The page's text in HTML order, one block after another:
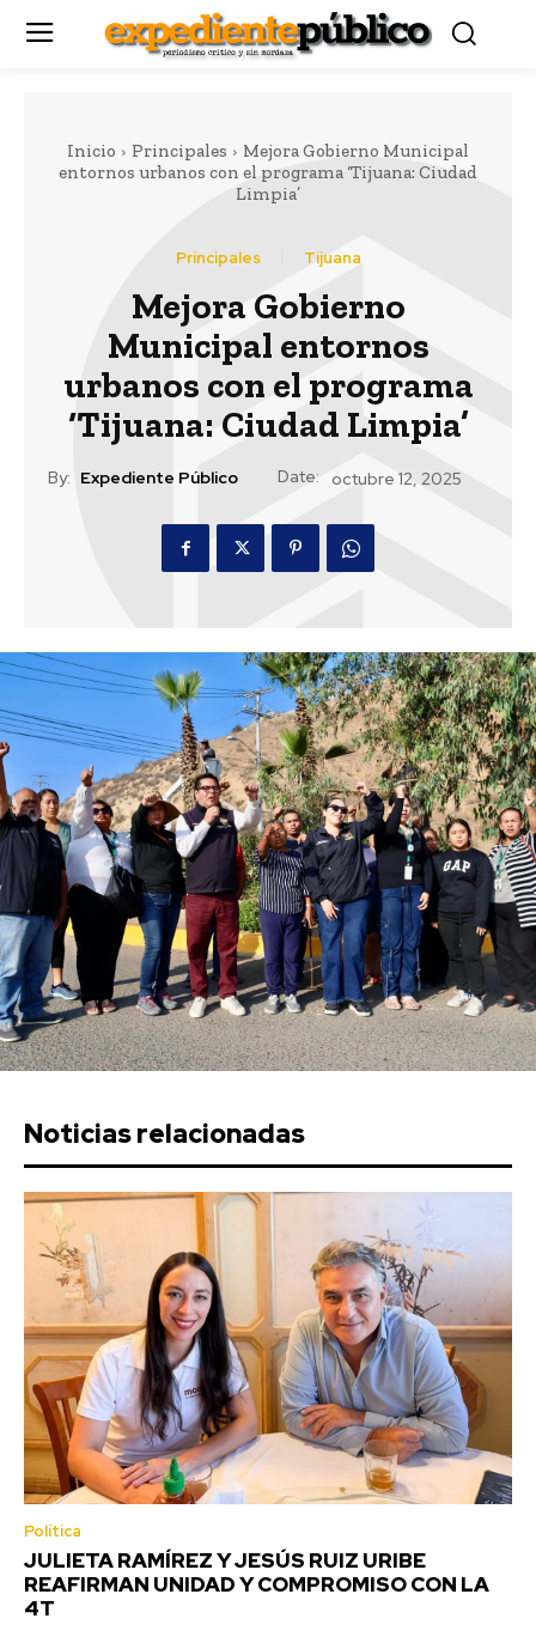
Inicio Principales
Mejora Gobierno Municipal
entornos urbanos con el programa ‘Tijuana: Ciudad
Limpia’
Principales Tijuana
Mejora Gobierno
Municipal entornos
urbanos con el programa
‘Tijuana: Ciudad Limpia’
By: Expediente Público Date: octubre 12, 2025
Noticias relacionadas
Política
JULIETA RAMÍREZ Y JESÚS RUIZ URIBE
REAFIRMAN UNIDAD Y COMPROMISO CON LA
4T